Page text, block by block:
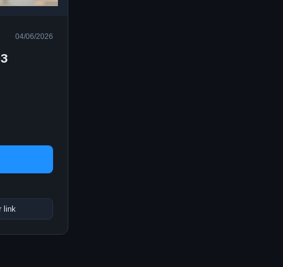
04/06/2026
link